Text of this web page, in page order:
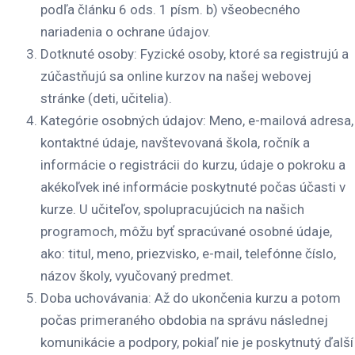
podľa článku 6 ods. 1 písm. b) všeobecného
nariadenia o ochrane údajov.
Dotknuté osoby: Fyzické osoby, ktoré sa registrujú a
zúčastňujú sa online kurzov na našej webovej
stránke (deti, učitelia).
Kategórie osobných údajov: Meno, e-mailová adresa,
kontaktné údaje, navštevovaná škola, ročník a
informácie o registrácii do kurzu, údaje o pokroku a
akékoľvek iné informácie poskytnuté počas účasti v
kurze. U učiteľov, spolupracujúcich na našich
programoch, môžu byť spracúvané osobné údaje,
ako: titul, meno, priezvisko, e-mail, telefónne číslo,
názov školy, vyučovaný predmet.
Doba uchovávania: Až do ukončenia kurzu a potom
počas primeraného obdobia na správu následnej
komunikácie a podpory, pokiaľ nie je poskytnutý ďalší